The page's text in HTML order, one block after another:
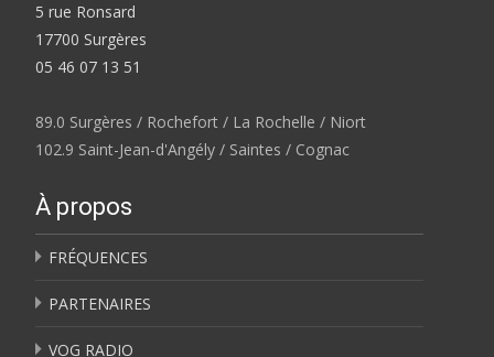
5 rue Ronsard
17700 Surgères
05 46 07 13 51
89.0 Surgères / Rochefort / La Rochelle / Niort
102.9 Saint-Jean-d'Angély / Saintes / Cognac
À propos
FRÉQUENCES
PARTENAIRES
VOG RADIO